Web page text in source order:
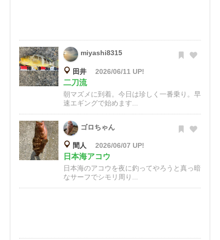
miyashi8315
田井 2026/06/11 UP!
二刀流
朝マズメに到着。今日は珍しく一番乗り。早
速エギングで始めます...
ゴロちゃん
間人 2026/06/07 UP!
日本海アコウ
日本海のアコウを夜に釣ってやろうと真っ暗
なサーフでシモリ周り...